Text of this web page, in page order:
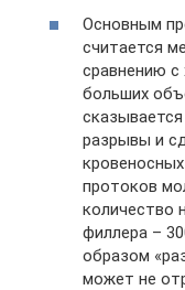
Основным
считается
сравнению с
больших
разрывы и
протоков
количество
филлера –
образом
может не